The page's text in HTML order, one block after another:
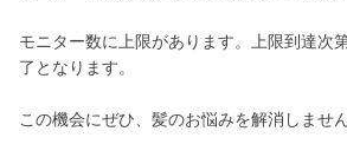
モニター数に上限があります。上限到達次
了となります。
この機会にぜひ、髪のお悩みを解消しませ